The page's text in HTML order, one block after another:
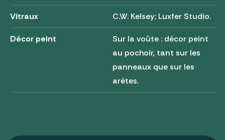
Vitraux C.W. Kelsey; Luxfer Studio.
Décor peint
Sur la voûte : décor peint
au pochoir, tant sur les
panneaux que sur les
arètes.